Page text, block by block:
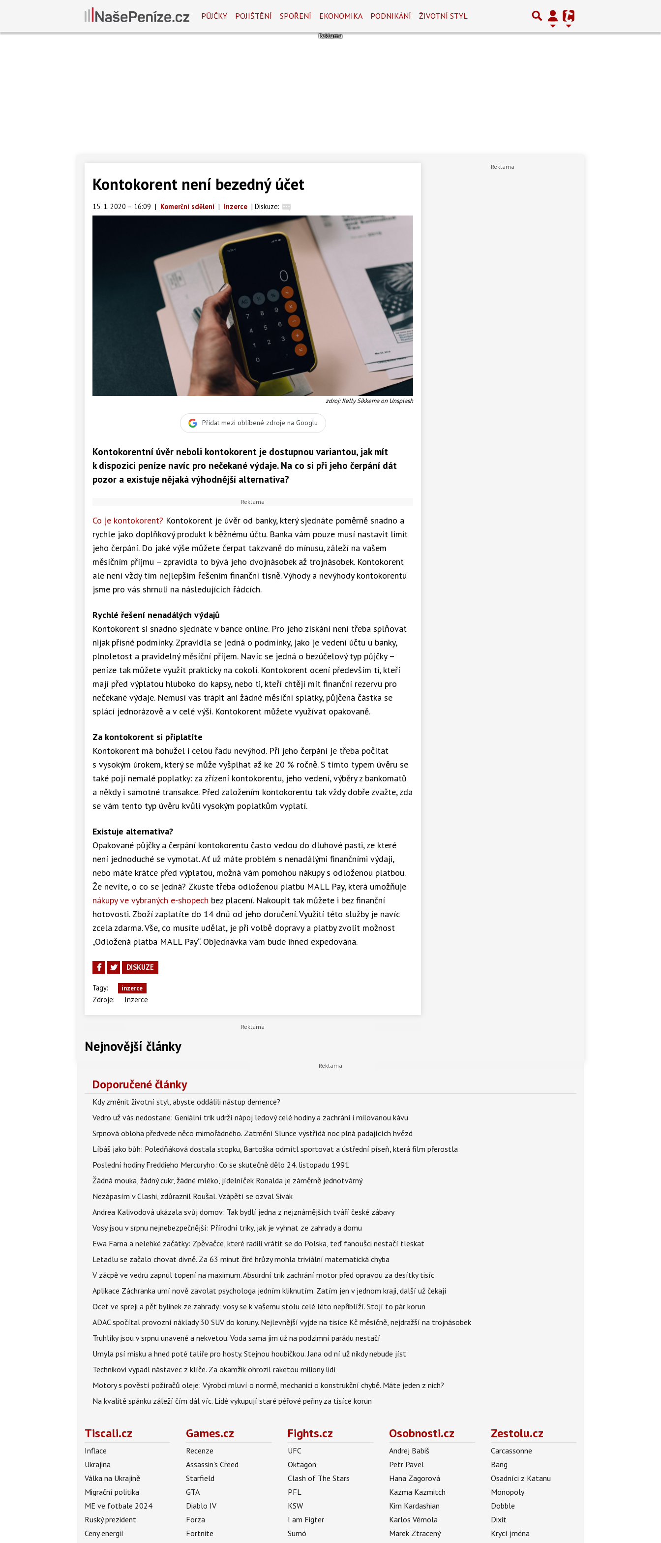
PŮJČKY POJIŠTĚNÍ SPOŘENÍ EKONOMIKA PODNIKÁNÍ ŽIVOTNÍ STYL
Kontokorent není bezedný účet
15. 1. 2020 – 16:09 | Komerční sdělení | Inzerce | Diskuze:
zdroj: Kelly Sikkema on Unsplash
Přidat mezi oblíbené zdroje na Googlu
Kontokorentní úvěr neboli kontokorent je dostupnou variantou, jak mít
k dispozici peníze navíc pro nečekané výdaje. Na co si při jeho čerpání dát
pozor a existuje nějaká výhodnější alternativa?
Co je kontokorent? Kontokorent je úvěr od banky, který sjednáte poměrně snadno a
rychle jako doplňkový produkt k běžnému účtu. Banka vám pouze musí nastavit limit
jeho čerpání. Do jaké výše můžete čerpat takzvaně do mínusu, záleží na vašem
měsíčním příjmu – zpravidla to bývá jeho dvojnásobek až trojnásobek. Kontokorent
ale není vždy tím nejlepším řešením finanční tísně. Výhody a nevýhody kontokorentu
jsme pro vás shrnuli na následujících řádcích.
Rychlé řešení nenadálých výdajů
Kontokorent si snadno sjednáte v bance online. Pro jeho získání není třeba splňovat
nijak přísné podmínky. Zpravidla se jedná o podmínky, jako je vedení účtu u banky,
plnoletost a pravidelný měsíční příjem. Navíc se jedná o bezúčelový typ půjčky –
peníze tak můžete využít prakticky na cokoli. Kontokorent ocení především ti, kteří
mají před výplatou hluboko do kapsy, nebo ti, kteří chtějí mít finanční rezervu pro
nečekané výdaje. Nemusí vás trápit ani žádné měsíční splátky, půjčená částka se
splácí jednorázově a v celé výši. Kontokorent můžete využívat opakovaně.
Za kontokorent si připlatíte
Kontokorent má bohužel i celou řadu nevýhod. Při jeho čerpání je třeba počítat
s vysokým úrokem, který se může vyšplhat až ke 20 % ročně. S tímto typem úvěru se
také pojí nemalé poplatky: za zřízení kontokorentu, jeho vedení, výběry z bankomatů
a někdy i samotné transakce. Před založením kontokorentu tak vždy dobře zvažte, zda
se vám tento typ úvěru kvůli vysokým poplatkům vyplatí.
Existuje alternativa?
Opakované půjčky a čerpání kontokorentu často vedou do dluhové pasti, ze které
není jednoduché se vymotat. Ať už máte problém s nenadálými finančními výdaji,
nebo máte krátce před výplatou, možná vám pomohou nákupy s odloženou platbou.
Že nevíte, o co se jedná? Zkuste třeba odloženou platbu MALL Pay, která umožňuje
nákupy ve vybraných e-shopech bez placení. Nakoupit tak můžete i bez finanční
hotovosti. Zboží zaplatíte do 14 dnů od jeho doručení. Využití této služby je navíc
zcela zdarma. Vše, co musíte udělat, je při volbě dopravy a platby zvolit možnost
„Odložená platba MALL Pay“. Objednávka vám bude ihned expedována.
DISKUZE
Tagy: inzerce
Zdroje: Inzerce
Nejnovější články
Doporučené články
Kdy změnit životní styl, abyste oddálili nástup demence?
Vedro už vás nedostane: Geniální trik udrží nápoj ledový celé hodiny a zachrání i milovanou kávu
Srpnová obloha předvede něco mimořádného. Zatmění Slunce vystřídá noc plná padajících hvězd
Líbáš jako bůh: Poledňáková dostala stopku, Bartoška odmítl sportovat a ústřední píseň, která film přerostla
Poslední hodiny Freddieho Mercuryho: Co se skutečně dělo 24. listopadu 1991
Žádná mouka, žádný cukr, žádné mléko, jídelníček Ronalda je záměrně jednotvárný
Nezápasím v Clashi, zdůraznil Roušal. Vzápětí se ozval Sivák
Andrea Kalivodová ukázala svůj domov: Tak bydlí jedna z nejznámějších tváří české zábavy
Vosy jsou v srpnu nejnebezpečnější: Přírodní triky, jak je vyhnat ze zahrady a domu
Ewa Farna a nelehké začátky: Zpěvačce, které radili vrátit se do Polska, teď fanoušci nestačí tleskat
Letadlu se začalo chovat divně. Za 63 minut čiré hrůzy mohla triviální matematická chyba
V zácpě ve vedru zapnul topení na maximum. Absurdní trik zachrání motor před opravou za desítky tisíc
Aplikace Záchranka umí nově zavolat psychologa jedním kliknutím. Zatím jen v jednom kraji, další už čekají
Ocet ve spreji a pět bylinek ze zahrady: vosy se k vašemu stolu celé léto nepřiblíží. Stojí to pár korun
ADAC spočítal provozní náklady 30 SUV do koruny. Nejlevnější vyjde na tisíce Kč měsíčně, nejdražší na trojnásobek
Truhlíky jsou v srpnu unavené a nekvetou. Voda sama jim už na podzimní parádu nestačí
Umyla psí misku a hned poté talíře pro hosty. Stejnou houbičkou. Jana od ní už nikdy nebude jíst
Technikovi vypadl nástavec z klíče. Za okamžik ohrozil raketou miliony lidí
Motory s pověstí požíračů oleje: Výrobci mluví o normě, mechanici o konstrukční chybě. Máte jeden z nich?
Na kvalitě spánku záleží čím dál víc. Lidé vykupují staré péřové peřiny za tisíce korun
Tiscali.cz
Inflace
Ukrajina
Válka na Ukrajině
Migrační politika
ME ve fotbale 2024
Ruský prezident
Ceny energií
Games.cz
Recenze
Assassin's Creed
Starfield
GTA
Diablo IV
Forza
Fortnite
Fights.cz
UFC
Oktagon
Clash of The Stars
PFL
KSW
I am Figter
Sumó
Osobnosti.cz
Andrej Babiš
Petr Pavel
Hana Zagorová
Kazma Kazmitch
Kim Kardashian
Karlos Vémola
Marek Ztracený
Zestolu.cz
Carcassonne
Bang
Osadníci z Katanu
Monopoly
Dobble
Dixit
Krycí jména